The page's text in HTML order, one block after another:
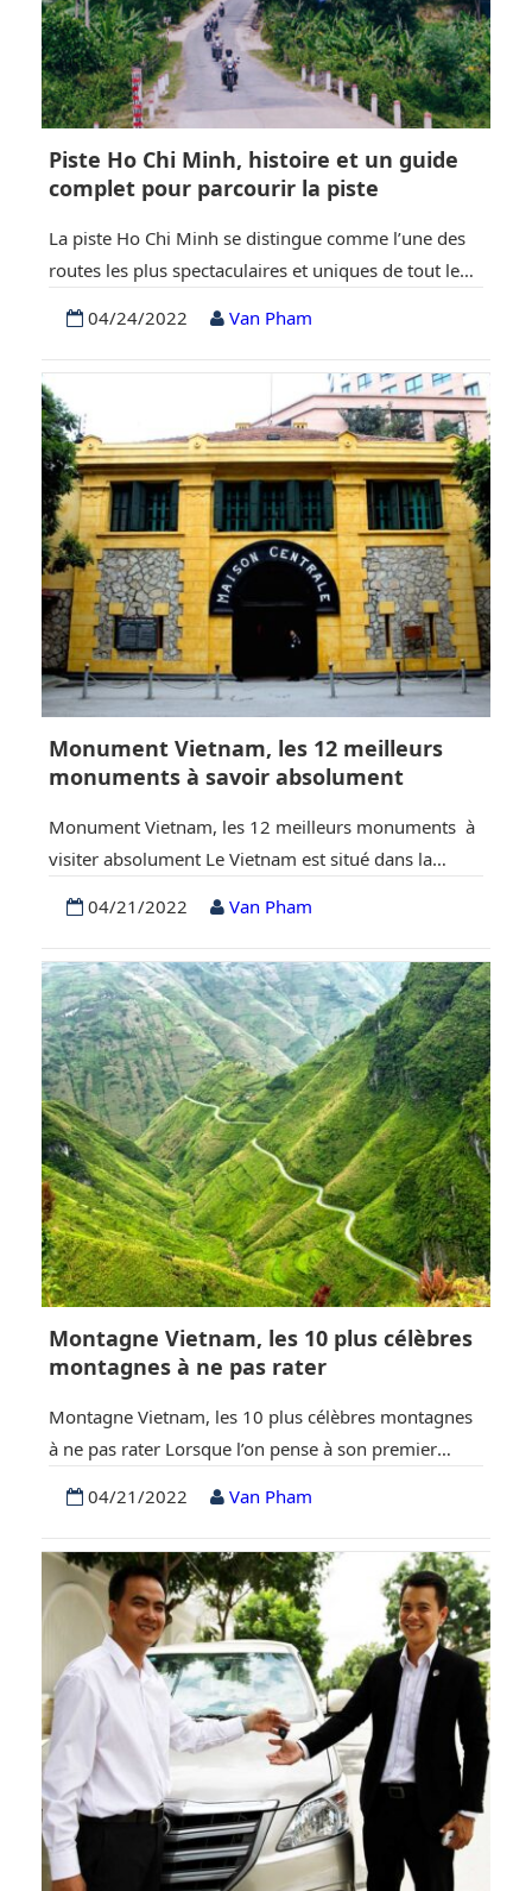
Piste Ho Chi Minh, histoire et un guide
complet pour parcourir la piste
La piste Ho Chi Minh se distingue comme l’une des
routes les plus spectaculaires et uniques de tout le
connue et peu peuplée, ce qui permet aux motards
de ressentir cette sensation de vent dans les
cheveux, d’air frais et d’exploration du monde. C’est
le genre de…
04/24/2022 Van Pham
Monument Vietnam, les 12 meilleurs
monuments à savoir absolument
Monument Vietnam, les 12 meilleurs monuments à
visiter absolument Le Vietnam est situé dans la
Vietnam partage ses frontières avec la Chine, le
Cambodge, le Laos et la mer de Chine méridionale.
Pays dynamique à l’histoire riche, le Vietnam est
également connu pour sa beauté à couper le…
04/21/2022 Van Pham
Montagne Vietnam, les 10 plus célèbres
montagnes à ne pas rater
Montagne Vietnam, les 10 plus célèbres montagnes
à ne pas rater Lorsque l’on pense à son premier
qui viennent souvent à l’esprit des voyageurs sont :
Hanoi, la baie d’Halong, Sapa, Danang, Hoian, Nha
Trang, Phu Quoc et Saigon. Cependant, ce beau pays
ne se résume pas…
04/21/2022 Van Pham